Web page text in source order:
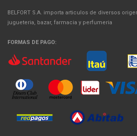
BELFORT S.A. importa articulos de diversos
jugueteria, bazar, farmacia y perfumeria
FORMAS DE PAGO: